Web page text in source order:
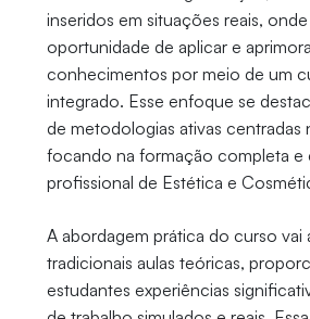
inseridos em situações reais,
oportunidade de aplicar e
conhecimentos por meio de um
integrado. Esse enfoque se
de metodologias ativas centradas
focando na formação completa e
profissional de Estética e
A abordagem prática do curso vai
tradicionais aulas teóricas,
estudantes experiências